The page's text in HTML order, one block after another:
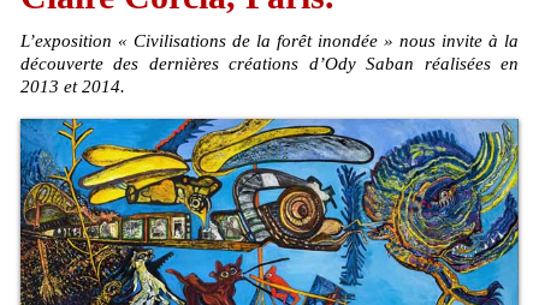
L’exposition « Civilisations de la forêt inondée » nous invite à la
découverte des dernières créations d’Ody Saban réalisées en
2013 et 2014.